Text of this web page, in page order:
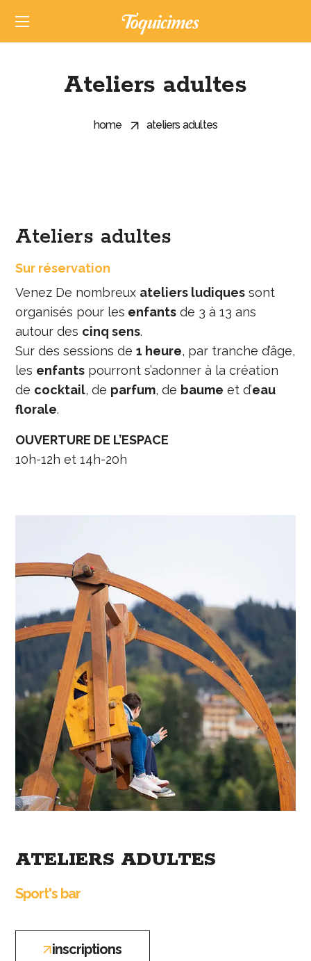
Ateliers adultes
home ateliers adultes
Sur réservation
Ateliers adultes
Venez De nombreux ateliers ludiques sont
organisés pour les enfants de 3 à 13 ans
autour des cinq sens.
Sur des sessions de1 heure, par tranche d’âge,
les enfants pourront s’adonner à la création
de cocktail, de parfum, de baume et d’eau
florale.
OUVERTURE DE L’ESPACE
10h-12h et 14h-20h
Sport's bar
ATELIERS ADULTES
inscriptions